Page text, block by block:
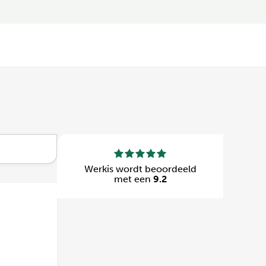
Werkis wordt beoordeeld
met een 9.2